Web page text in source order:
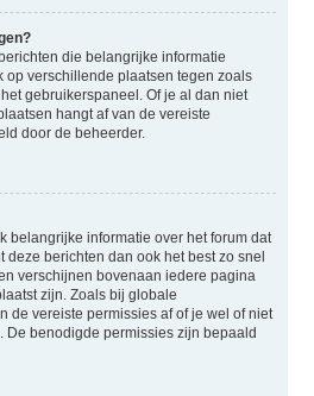
die belangrijke informatie
op verschillende plaatsen tegen zoals
gebruikerspaneel. Of je al dan niet
hangt af van de vereiste
door de beheerder.
belangrijke informatie over het forum dat
berichten dan ook het best zo snel
verschijnen bovenaan iedere pagina
zijn. Zoals bij globale
de vereiste permissies af of je wel of niet
benodigde permissies zijn bepaald